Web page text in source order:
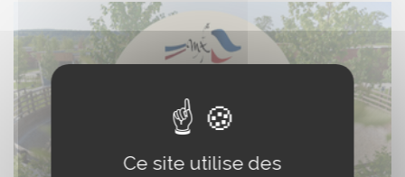
Ce site utilise des